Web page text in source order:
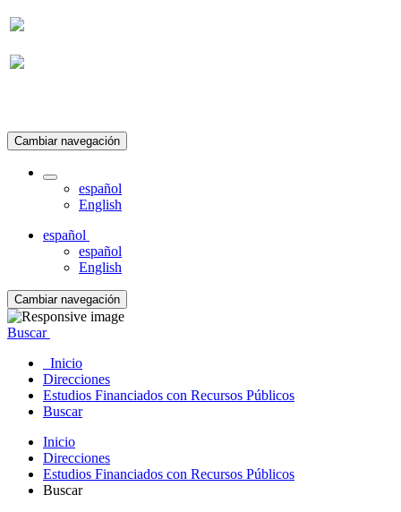
Cambiar navegación
español
English
español
español
English
Cambiar navegación
Buscar
Inicio
Direcciones
Estudios Financiados con Recursos Públicos
Buscar
Inicio
Direcciones
Estudios Financiados con Recursos Públicos
Buscar